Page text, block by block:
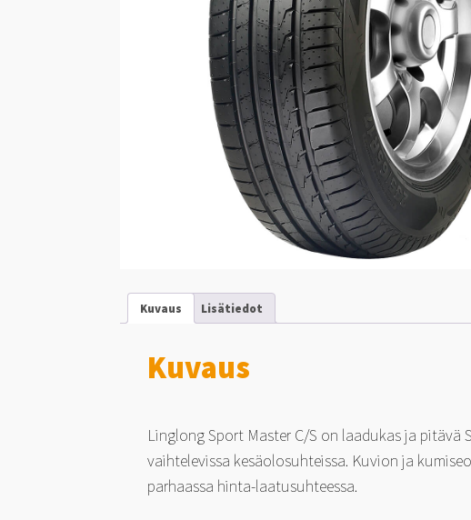
Kuvaus Lisätiedot
Kuvaus
Linglong Sport Master C/S on laadukas ja
vaihtelevissa kesäolosuhteissa. Kuvion ja
parhaassa hinta-laatusuhteessa.